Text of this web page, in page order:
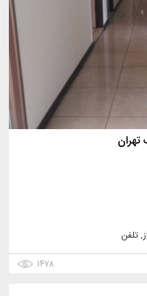
تلفن
۱۴۷۸